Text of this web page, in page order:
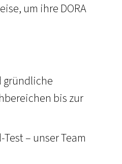
um ihre DORA
gründliche
bis zur
– unser Team